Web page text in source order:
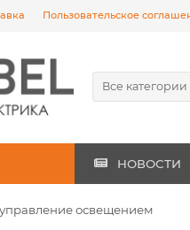
Пользовательское
Все категории
НОВОСТИ
освещением